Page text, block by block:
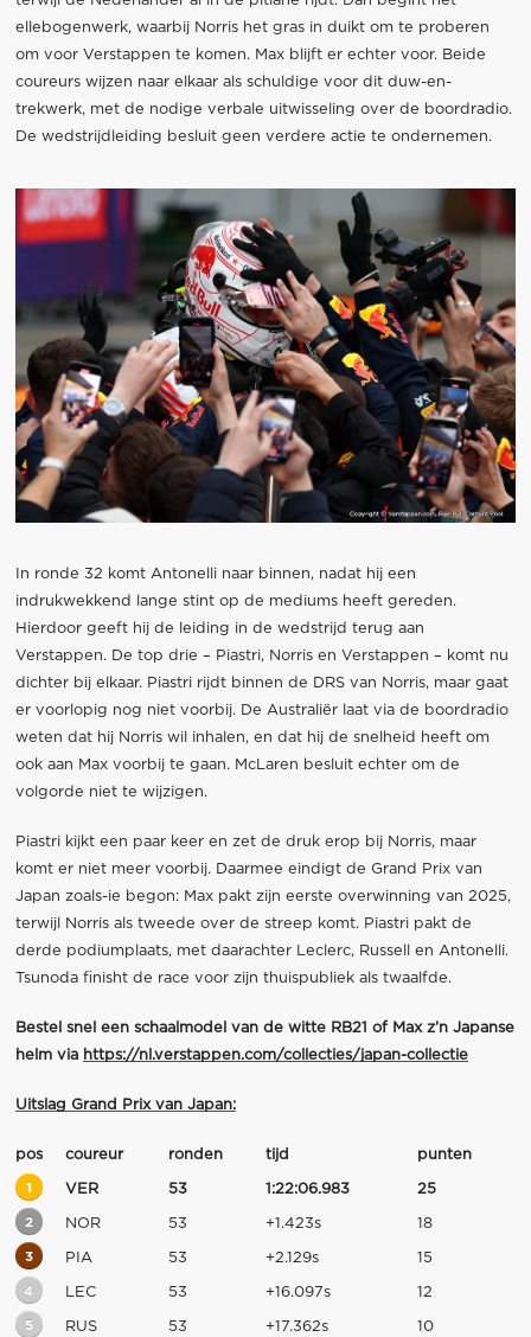
ellebogenwerk, waarbij Norris het gras in duikt om te proberen
om voor Verstappen te komen. Max blijft er echter voor. Beide
coureurs wijzen naar elkaar als schuldige voor dit duw-en-
trekwerk, met de nodige verbale uitwisseling over de boordradio.
De wedstrijdleiding besluit geen verdere actie te ondernemen.
In ronde 32 komt Antonelli naar binnen, nadat hij een
indrukwekkend lange stint op de mediums heeft gereden.
Hierdoor geeft hij de leiding in de wedstrijd terug aan
Verstappen. De top drie – Piastri, Norris en Verstappen – komt nu
dichter bij elkaar. Piastri rijdt binnen de DRS van Norris, maar gaat
er voorlopig nog niet voorbij. De Australiër laat via de boordradio
weten dat hij Norris wil inhalen, en dat hij de snelheid heeft om
ook aan Max voorbij te gaan. McLaren besluit echter om de
volgorde niet te wijzigen.
Piastri kijkt een paar keer en zet de druk erop bij Norris, maar
komt er niet meer voorbij. Daarmee eindigt de Grand Prix van
Japan zoals-ie begon: Max pakt zijn eerste overwinning van 2025,
terwijl Norris als tweede over de streep komt. Piastri pakt de
derde podiumplaats, met daarachter Leclerc, Russell en Antonelli.
Tsunoda finisht de race voor zijn thuispubliek als twaalfde.
Bestel snel een schaalmodel van de witte RB21 of Max z’n Japanse
helm via https://nl.verstappen.com/collecties/japan-collectie
Uitslag Grand Prix van Japan:
pos coureur ronden tijd punten
1 VER 53 1:22:06.983 25
2 NOR 53 +1.423s 18
3 PIA 53 +2.129s 15
4 LEC 53 +16.097s 12
5 RUS 53 +17.362s 10